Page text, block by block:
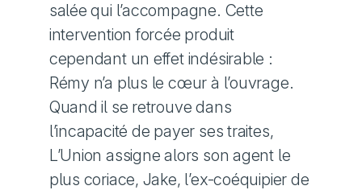
salée qui l’accompagne. Cette
intervention forcée produit
cependant un effet indésirable :
Rémy n’a plus le cœur à l’ouvrage.
Quand il se retrouve dans
l’incapacité de payer ses traites,
L’Union assigne alors son agent le
plus coriace, Jake, l’ex-coéquipier de